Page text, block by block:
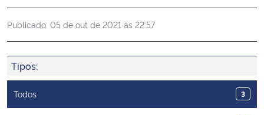
Ministério da Agricultura, Pecuária e Abastecimento
Ministério da Educação
Ministério da Cidadania
Publicado: 05 de out de 2021 às 22:57
Tipos:
Todos 3